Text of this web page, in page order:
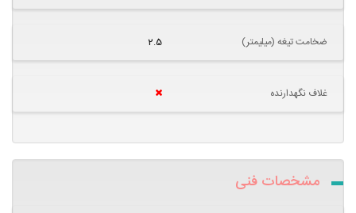
ضخامت تیغه (میلیمتر) 2.5
غلاف نگهدارنده
مشخصات فنی